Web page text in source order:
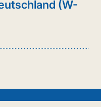
(W-